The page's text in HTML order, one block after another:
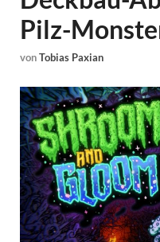
Pilz-
vonTobias Paxian